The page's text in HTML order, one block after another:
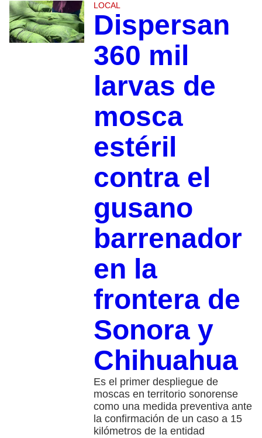
LOCAL
Dispersan
360 mil
larvas de
mosca
estéril
contra el
gusano
barrenador
en la
frontera de
Sonora y
Chihuahua
Es el primer despliegue de
moscas en territorio sonorense
como una medida preventiva ante
la confirmación de un caso a 15
kilómetros de la entidad